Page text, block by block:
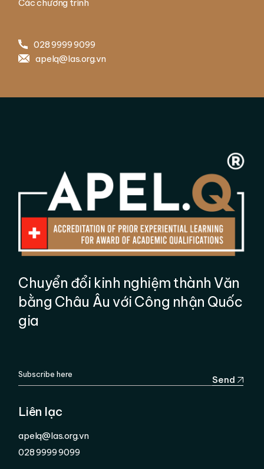
Các chương trình
028 9999 9099
apelq@las.org.vn
Chuyển đổi kinh nghiệm thành Văn
bằng Châu Âu với Công nhận Quốc
gia
Send
Liên lạc
apelq@las.org.vn
028 9999 9099